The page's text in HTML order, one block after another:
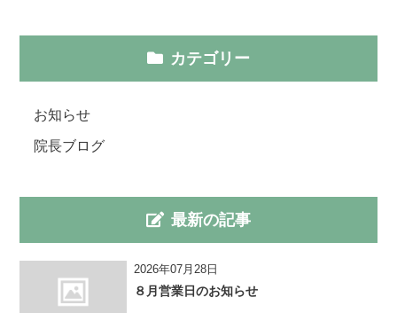
カテゴリー
お知らせ
院長ブログ
最新の記事
2026年07月28日
８月営業日のお知らせ